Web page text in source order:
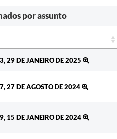
por assunto
29 DE JANEIRO DE 2025
27 DE AGOSTO DE 2024
15 DE JANEIRO DE 2024